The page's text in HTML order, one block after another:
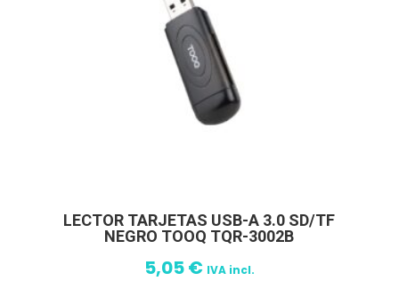
LECTOR TARJETAS USB-A 3.0 SD/TF
NEGRO TOOQ TQR-3002B
5,05€ IVA incl.